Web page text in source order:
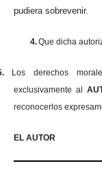
pudiera sobrevenir.
4.Que dicha
Los derechos
exclusivamente al
reconocerlos
EL AUTOR